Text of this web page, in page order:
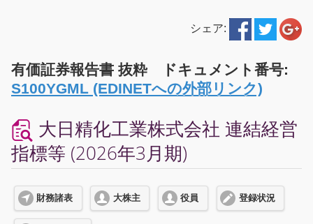
シェア:
有価証券報告書 抜粋 ドキュメント番号:
S100YGML (EDINETへの外部リンク)
大日精化工業株式会社 連結経営
指標等 (2026年3月期)
財務諸表 大株主 役員 登録状況